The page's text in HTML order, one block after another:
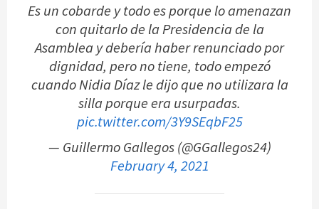
Es un cobarde y todo es porque lo amenazan
con quitarlo de la Presidencia de la
Asamblea y debería haber renunciado por
dignidad, pero no tiene, todo empezó
cuando Nidia Díaz le dijo que no utilizara la
silla porque era usurpadas.
pic.twitter.com/3Y9SEqbF25
— Guillermo Gallegos (@GGallegos24)
February 4, 2021